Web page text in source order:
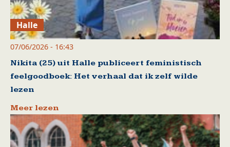
Halle
07/06/2026 - 16:43
Nikita (25) uit Halle publiceert feministisch
feelgoodboek: Het verhaal dat ik zelf wilde
lezen
Meer lezen